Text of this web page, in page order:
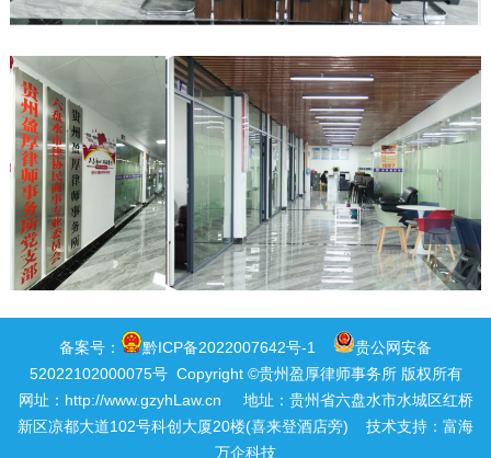
备案号： 黔ICP备2022007642号-1
贵公网安备
52022102000075号Copyright ©贵州盈厚律师事务所 版权所有
网址： http://www.gzyhLaw.cn 地址：贵州省六盘水市水城区红桥
新区凉都大道102号科创大厦20楼(喜来登酒店旁) 技术支持： 富海
万企科技